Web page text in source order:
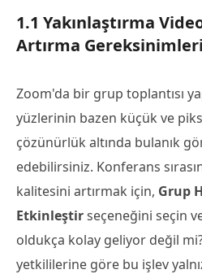
1.1 Yakınlaştırma
Artırma Gereksinimleri
Zoom'da bir grup toplantısı
yüzlerinin bazen küçük ve
çözünürlük altında bulanık
edebilirsiniz. Konferans
kalitesini artırmak için, Grup
Etkinleştirseçeneğini seçin
oldukça kolay geliyor değil
yetkililerine göre bu işlev